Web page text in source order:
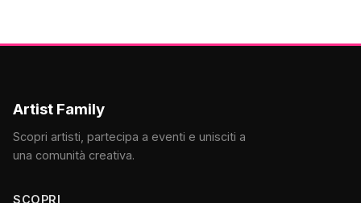
Artist Family
Scopri artisti, partecipa a eventi e unisciti a
una comunità creativa.
SCOPRI